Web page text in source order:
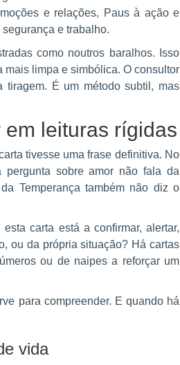
e relações, Paus à ação e
e trabalho.
como noutros baralhos. Isso
limpa e simbólica. O consultor
tiragem. É um método subtil, mas
leituras rígidas
tivesse uma frase definitiva. No
pergunta sobre amor não fala da
Temperança também não diz o
carta está a confirmar, alertar,
ou da própria situação? Há cartas
ou de naipes a reforçar um
para compreender. E quando há
vida